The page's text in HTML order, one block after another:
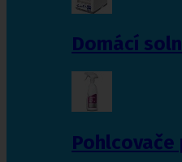
Domácí
Pohlcovače